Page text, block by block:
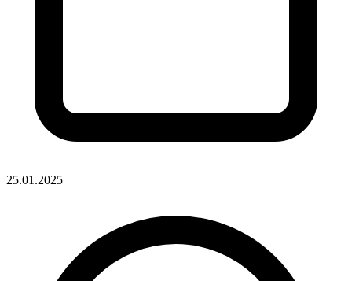
25.01.2025